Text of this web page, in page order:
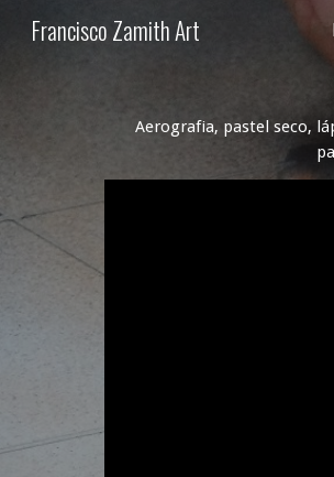
Francisco Zamith Art
Aerografia, pastel seco,